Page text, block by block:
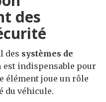
des
des systèmes de
est indispensable pour
élément joue un rôle
du véhicule.